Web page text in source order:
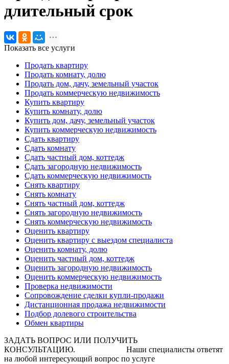
длительный срок
Показать все услуги
Продать квартиру
Продать комнату, долю
Продать дом, дачу, земельный участок
Продать коммерческую недвижимость
Купить квартиру
Купить комнату, долю
Купить дом, дачу, земельный участок
Купить коммерческую недвижимость
Сдать квартиру
Сдать комнату
Сдать частный дом, коттедж
Сдать загородную недвижимость
Сдать коммерческую недвижимость
Снять квартиру
Снять комнату
Снять частный дом, коттедж
Снять загородную недвижимость
Снять коммерческую недвижимость
Оценить квартиру
Оценить квартиру с выездом специалиста
Оценить комнату, долю
Оценить частный дом, коттедж
Оценить загородную недвижимость
Оценить коммерческую недвижимость
Проверка недвижимости
Сопровождение сделки купли-продажи
Дистанционная продажа недвижимости
Подбор долевого строительства
Обмен квартиры
ЗАДАТЬ ВОПРОС ИЛИ ПОЛУЧИТЬ
КОНСУЛЬТАЦИЮ. Наши специалисты ответят
на любой интересующий вопрос по услуге